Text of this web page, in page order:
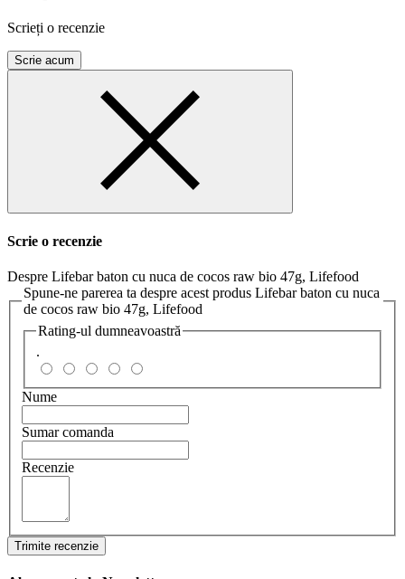
Scrieți o recenzie
Scrie acum
Scrie o recenzie
Despre Lifebar baton cu nuca de cocos raw bio 47g, Lifefood
Spune-ne parerea ta despre acest produs Lifebar baton cu nuca
de cocos raw bio 47g, Lifefood
Rating-ul dumneavoastră
.
Nume
Sumar comanda
Recenzie
Trimite recenzie